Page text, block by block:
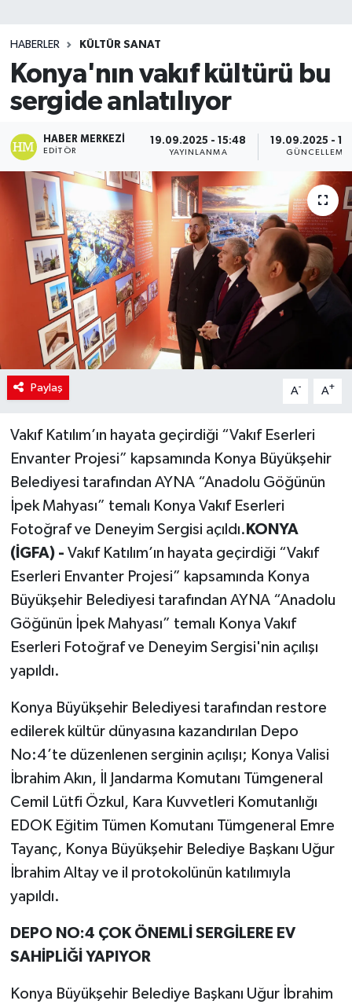
HABERLER KÜLTÜR SANAT
Konya'nın vakıf kültürü bu
sergide anlatılıyor
HABER MERKEZI
EDITÖR
19.09.2025 - 15:48
YAYINLANMA
19.09.2025 -
GÜNCELLEME
Paylaş A- A+
Vakıf Katılım’ın hayata geçirdiği “Vakıf Eserleri
Envanter Projesi” kapsamında Konya Büyükşehir
Belediyesi tarafından AYNA “Anadolu Göğünün
İpek Mahyası” temalı Konya Vakıf Eserleri
Fotoğraf ve Deneyim Sergisi açıldı. KONYA
(İGFA) - Vakıf Katılım’ın hayata geçirdiği “Vakıf
Eserleri Envanter Projesi” kapsamında Konya
Büyükşehir Belediyesi tarafından AYNA “Anadolu
Göğünün İpek Mahyası” temalı Konya Vakıf
Eserleri Fotoğraf ve Deneyim Sergisi'nin açılışı
yapıldı.
Konya Büyükşehir Belediyesi tarafından restore
edilerek kültür dünyasına kazandırılan Depo
No:4’te düzenlenen serginin açılışı; Konya Valisi
İbrahim Akın, İl Jandarma Komutanı Tümgeneral
Cemil Lütfi Özkul, Kara Kuvvetleri Komutanlığı
EDOK Eğitim Tümen Komutanı Tümgeneral Emre
Tayanç, Konya Büyükşehir Belediye Başkanı Uğur
İbrahim Altay ve il protokolünün katılımıyla
yapıldı.
DEPO NO:4 ÇOK ÖNEMLİ SERGİLERE EV
SAHİPLİĞİ YAPIYOR
Konya Büyükşehir Belediye Başkanı Uğur İbrahim
Teknoloji
TRABZON
TRABZONSPOR
Yaşam